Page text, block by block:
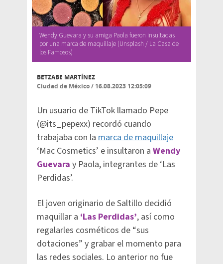
Wendy Guevara y su amiga Paola fueron insultadas
por una marca de maquillaje (Unsplash / La Casa de
los Famosos)
BETZABE MARTÍNEZ
Ciudad de México/ 16.08.2023 12:05:09
Un usuario de TikTok llamado Pepe
(@its_pepexx) recordó cuando
trabajaba con la marca de maquillaje
‘Mac Cosmetics’ e insultaron a Wendy
Guevara y Paola, integrantes de ‘Las
Perdidas’.
El joven originario de Saltillo decidió
maquillar a ‘Las Perdidas’, así como
regalarles cosméticos de “sus
dotaciones” y grabar el momento para
las redes sociales. Lo anterior no fue